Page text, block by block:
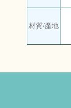
材質/產地